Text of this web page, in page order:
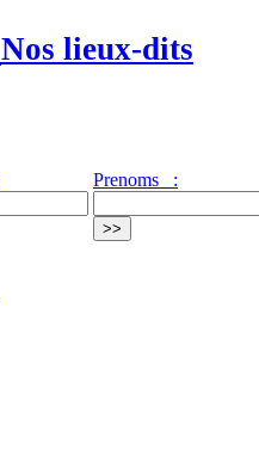
Nos lieux-dits
Prenoms :